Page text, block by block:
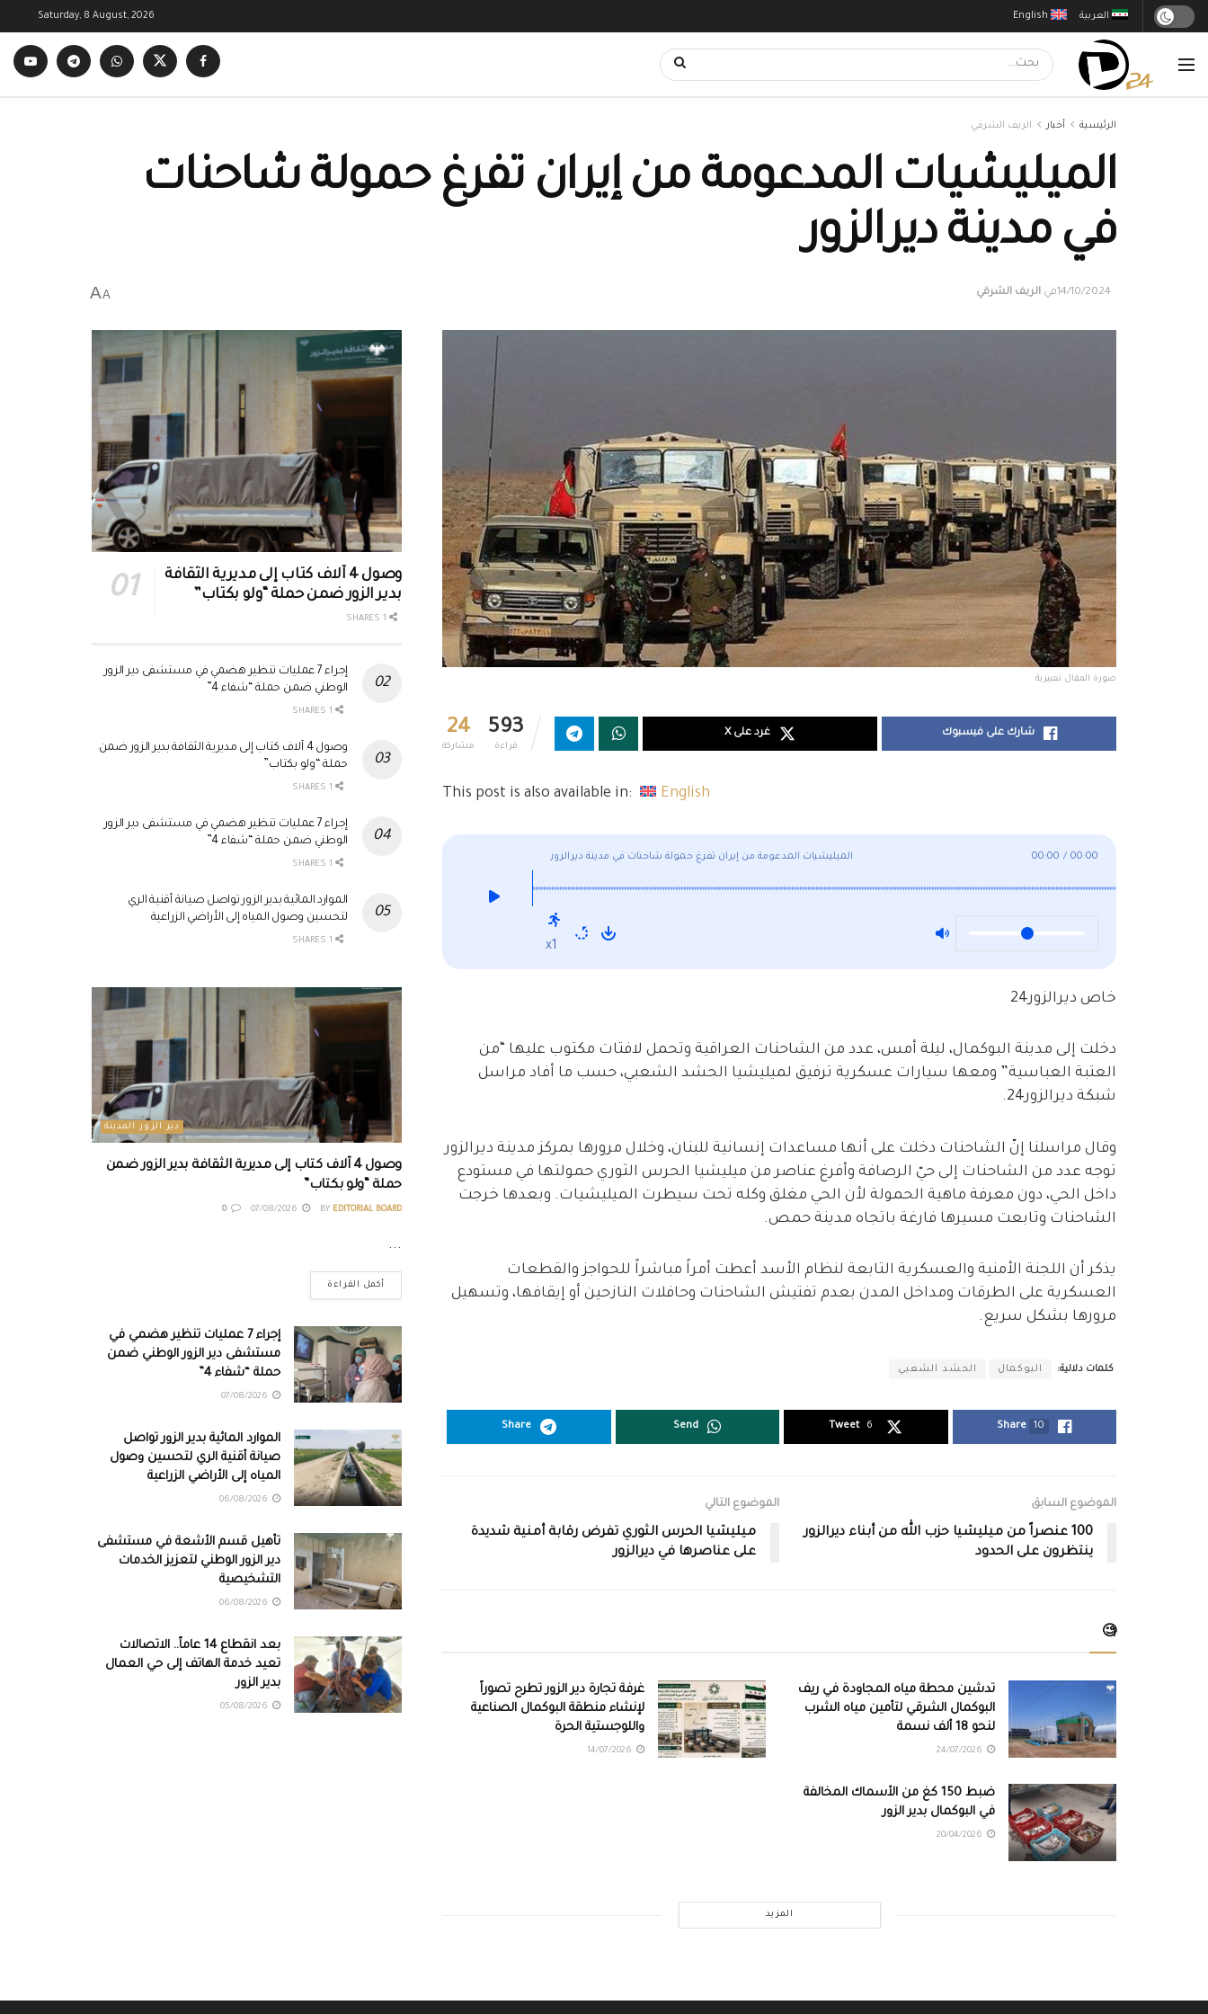
English العربية Saturday, 8 August, 2026
الرئيسية أخبار الريف الشرقي
الميليشيات المدعومة من إيران تفرغ حمولة شاحنات
في مدينة ديرالزور
14/10/2024 في الريف الشرقي A
A
صورة المقال تعبيرية
24
مشاركة
593
قراءة
شارك على فيسبوك غرد على X
This post is also available in: English
الميليشيات المدعومة من إيران تفرغ حمولة شاحنات في مدينة ديرالزور 00:00 / 00:00
x1
خاص ديرالزور24
دخلت إلى مدينة البوكمال، ليلة أمس، عدد من الشاحنات العراقية وتحمل لافتات مكتوب عليها “من
العتبة العباسية” ومعها سيارات عسكرية ترفيق لميليشيا الحشد الشعبي، حسب ما أفاد مراسل
شبكة ديرالزور24.
وقال مراسلنا إنّ الشاحنات دخلت على أنها مساعدات إنسانية للبنان، وخلال مرورها بمركز مدينة ديرالزور
توجه عدد من الشاحنات إلى حيّ الرصافة وأفرغ عناصر من ميليشيا الحرس الثوري حمولتها في مستودع
داخل الحي، دون معرفة ماهية الحمولة لأن الحي مغلق وكله تحت سيطرت الميليشيات. وبعدها خرجت
الشاحنات وتابعت مسيرها فارغة باتجاه مدينة حمص.
يذكر أن اللجنة الأمنية والعسكرية التابعة لنظام الأسد أعطت أمراً مباشراً للحواجز والقطعات
العسكرية على الطرقات ومداخل المدن بعدم تفتيش الشاحنات وحافلات النازحين أو إيقافها، وتسهيل
مرورها بشكل سريع.
كلمات دلالية: البوكمال الحشد الشعبي
Share 10
Tweet 6
Send
Share
الموضوع السابق
100 عنصراً من ميليشيا حزب الله من أبناء ديرالزور
ينتظرون على الحدود
الموضوع التالي
ميليشيا الحرس الثوري تفرض رقابة أمنية شديدة
على عناصرها في ديرالزور
🧐
تدشين محطة مياه المجاودة في ريف
البوكمال الشرقي لتأمين مياه الشرب
لنحو 18 ألف نسمة
غرفة تجارة دير الزور تطرح تصوراً
لإنشاء منطقة البوكمال الصناعية
واللوجستية الحرة
ضبط 150 كغ من الأسماك المخالفة
في البوكمال بدير الزور
المزيد
وصول 4 آلاف كتاب إلى مديرية الثقافة
بدير الزور ضمن حملة “ولو بكتاب”
إجراء 7 عمليات تنظير هضمي في مستشفى دير الزور
الوطني ضمن حملة “شفاء 4”
وصول 4 آلاف كتاب إلى مديرية الثقافة بدير الزور ضمن
حملة “ولو بكتاب”
إجراء 7 عمليات تنظير هضمي في مستشفى دير الزور
الوطني ضمن حملة “شفاء 4”
الموارد المائية بدير الزور تواصل صيانة أقنية الري
لتحسين وصول المياه إلى الأراضي الزراعية
دير الزور المدينة
وصول 4 آلاف كتاب إلى مديرية الثقافة بدير الزور ضمن
حملة “ولو بكتاب”
BY EDITORIAL BOARD
0
...
أكمل القراءة
إجراء 7 عمليات تنظير هضمي في
مستشفى دير الزور الوطني ضمن
حملة “شفاء 4”
الموارد المائية بدير الزور تواصل
صيانة أقنية الري لتحسين وصول
المياه إلى الأراضي الزراعية
تأهيل قسم الأشعة في مستشفى
دير الزور الوطني لتعزيز الخدمات
التشخيصية
بعد انقطاع 14 عاماً.. الاتصالات
تعيد خدمة الهاتف إلى حي العمال
بدير الزور